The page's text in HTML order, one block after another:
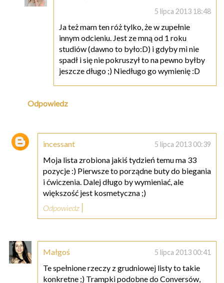
5 lipca 2013 18:48
Ja też mam ten róż tylko, że w zupełnie
innym odcieniu. Jest ze mną od 1 roku
studiów (dawno to było:D) i gdyby mi nie
spadł i się nie pokruszył to na pewno byłby
jeszcze długo ;) Niedługo go wymienię :D
Odpowiedz
incessant 5 lipca 2013 00:39
Moja lista zrobiona jakiś tydzień temu ma 33
pozycje :) Pierwsze to porządne buty do biegania
i ćwiczenia. Dalej długo by wymieniać, ale
większość jest kosmetyczna ;)
Odpowiedz
Małgoś 5 lipca 2013 00:41
Te spełnione rzeczy z grudniowej listy to takie
konkretne ;) Trampki podobne do Conversów,